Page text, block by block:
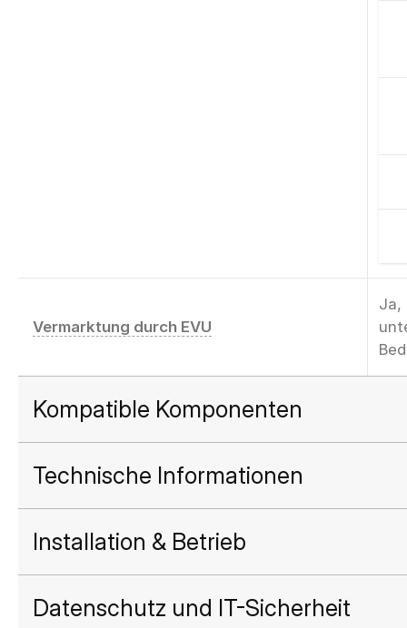
Vermarktung durch EVU
Ja,
Kompatible Komponenten
Technische Informationen
Installation & Betrieb
Datenschutz und IT-Sicherheit